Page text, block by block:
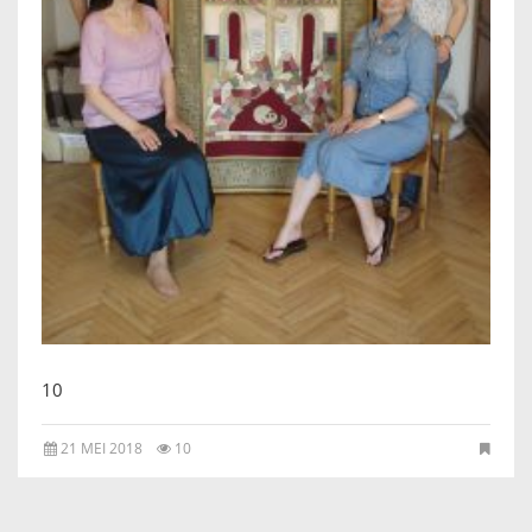
IKONEN, EEN INTRODUCTIE
OVER DE STICHTING
LEXIKON
LINKS
EXPOSITIES
SCHILDERCURSUSSEN
DOEN OF LATEN
10
21 MEI 2018 10